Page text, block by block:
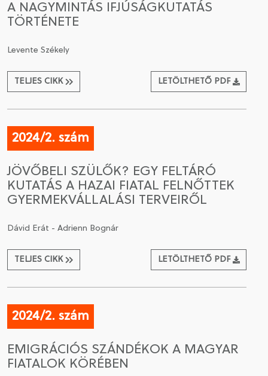
A NAGYMINTÁS IFJÚSÁGKUTATÁS
TÖRTÉNETE
Levente Székely
TELJES CIKK LETÖLTHETŐ PDF
2024/2. szám
JÖVŐBELI SZÜLŐK? EGY FELTÁRÓ
KUTATÁS A HAZAI FIATAL FELNŐTTEK
GYERMEKVÁLLALÁSI TERVEIRŐL
Dávid Erát - Adrienn Bognár
TELJES CIKK LETÖLTHETŐ PDF
2024/2. szám
EMIGRÁCIÓS SZÁNDÉKOK A MAGYAR
FIATALOK KÖRÉBEN